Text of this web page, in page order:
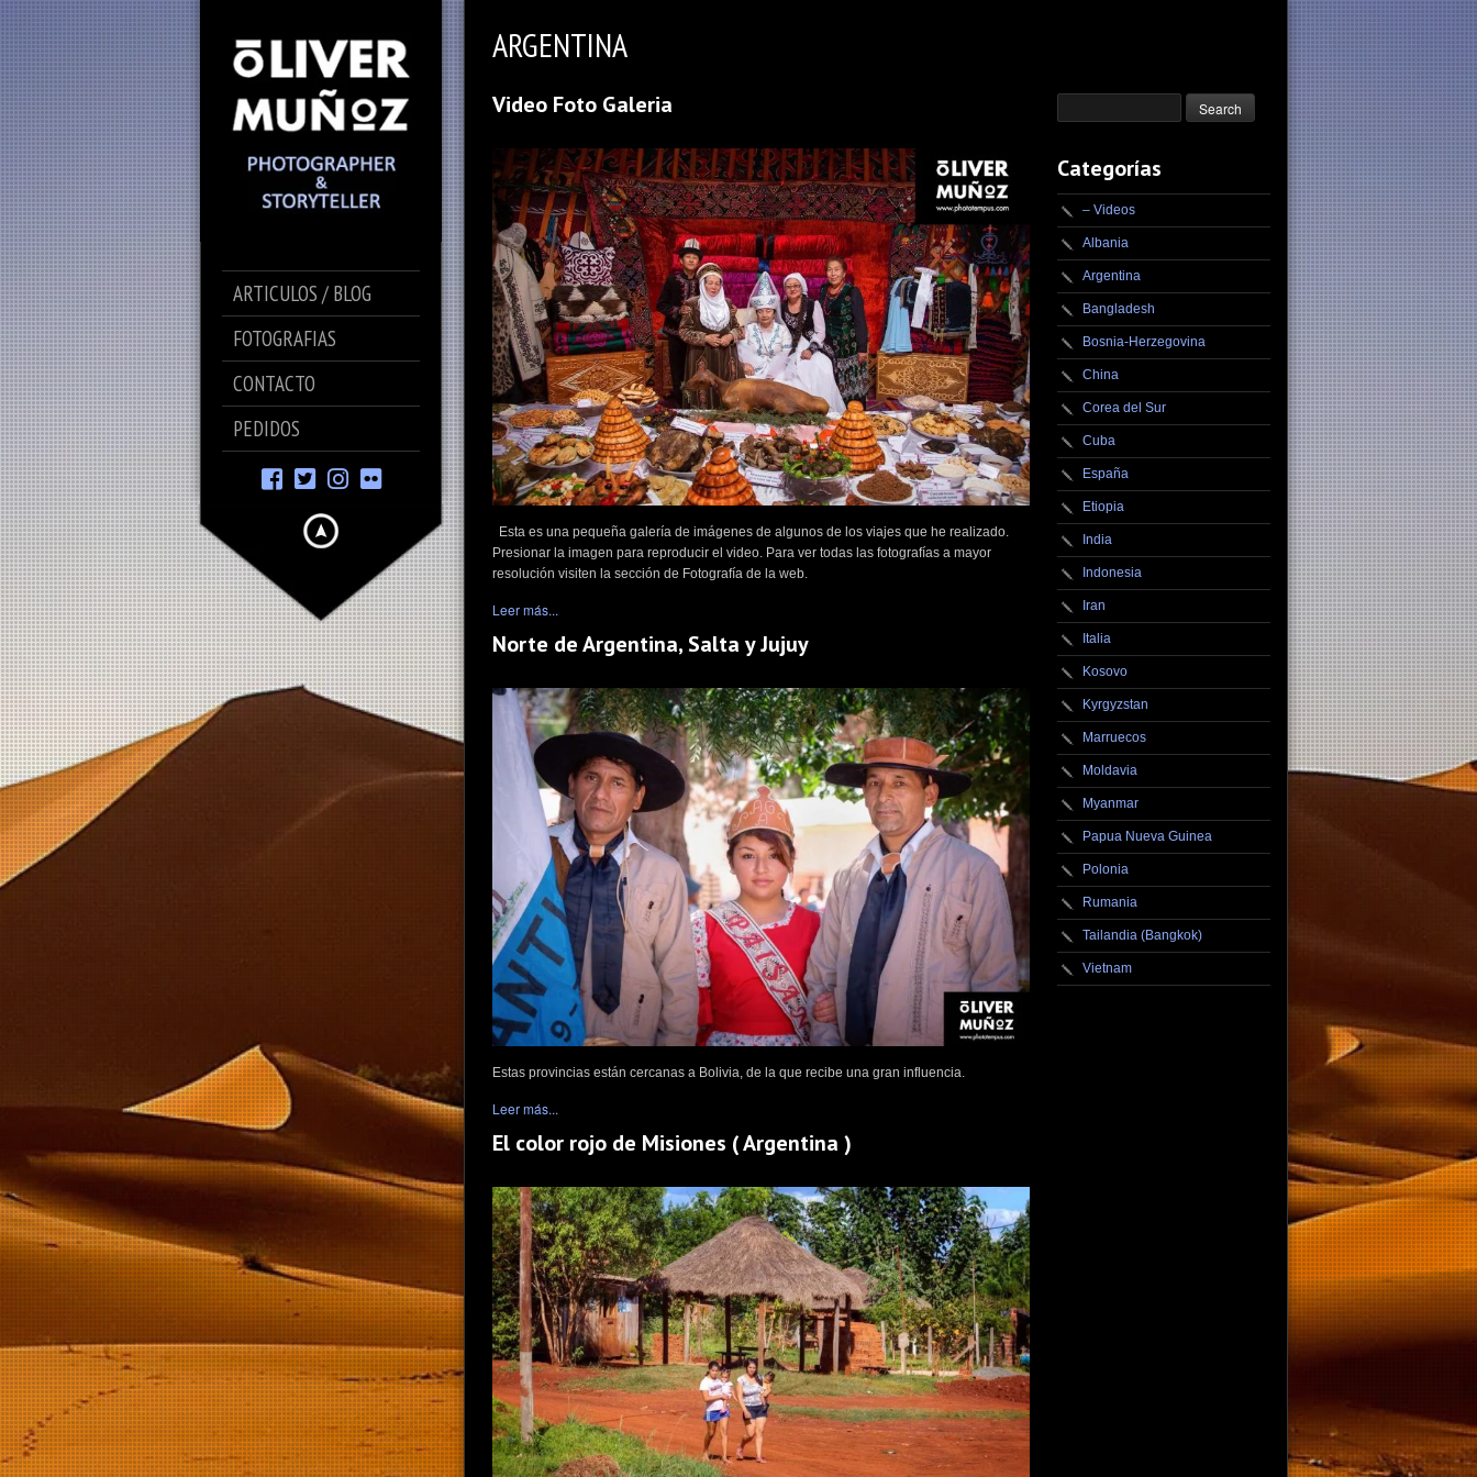
ARTICULOS / BLOG
FOTOGRAFIAS
CONTACTO
PEDIDOS
ARGENTINA
Video Foto Galeria
Esta es una pequeña galería de imágenes de algunos de los viajes que he realizado.
Presionar la imagen para reproducir el video. Para ver todas las fotografías a mayor
resolución visiten la sección de Fotografía de la web.
Leer más...
Norte de Argentina, Salta y Jujuy
Estas provincias están cercanas a Bolivia, de la que recibe una gran influencia.
Leer más...
El color rojo de Misiones ( Argentina )
Categorías
– Videos
Albania
Argentina
Bangladesh
Bosnia-Herzegovina
China
Corea del Sur
Cuba
España
Etiopia
India
Indonesia
Iran
Italia
Kosovo
Kyrgyzstan
Marruecos
Moldavia
Myanmar
Papua Nueva Guinea
Polonia
Rumania
Tailandia (Bangkok)
Vietnam